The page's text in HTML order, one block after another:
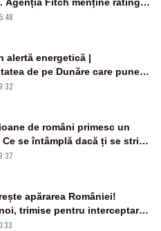
negativă
alertă energetică |
de pe Dunăre care pune
Cernavodă era
de români primesc un
se întâmplă dacă ți se strică
apărarea României!
trimise pentru interceptarea
dronelor